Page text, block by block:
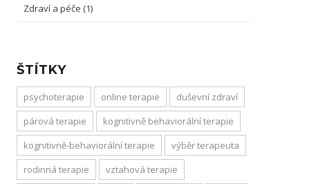
Zdraví a péče (1)
ŠTÍTKY
psychoterapie online terapie
duševní zdraví
párová terapie
kognitivně behaviorální terapie
kognitivně-behaviorální terapie
výběr terapeuta
rodinná terapie
vztahová terapie